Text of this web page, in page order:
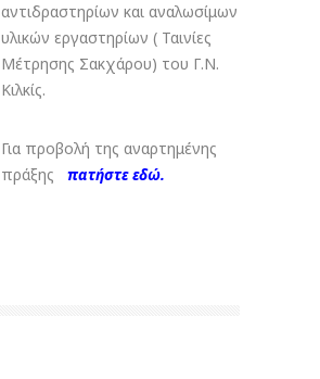
αντιδραστηρίων και αναλωσίμων
υλικών εργαστηρίων ( Ταινίες
Μέτρησης Σακχάρου) του Γ.Ν.
Κιλκίς.
Για προβολή της αναρτημένης
πράξης
πατήστε εδώ.